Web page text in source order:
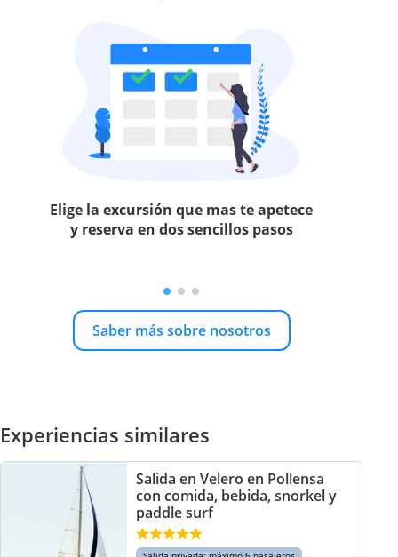
Elige la excursión que mas te apetece
y reserva en dos sencillos pasos
Saber más sobre nosotros
Experiencias similares
Salida en Velero en Pollensa
con comida, bebida, snorkel y
paddle surf